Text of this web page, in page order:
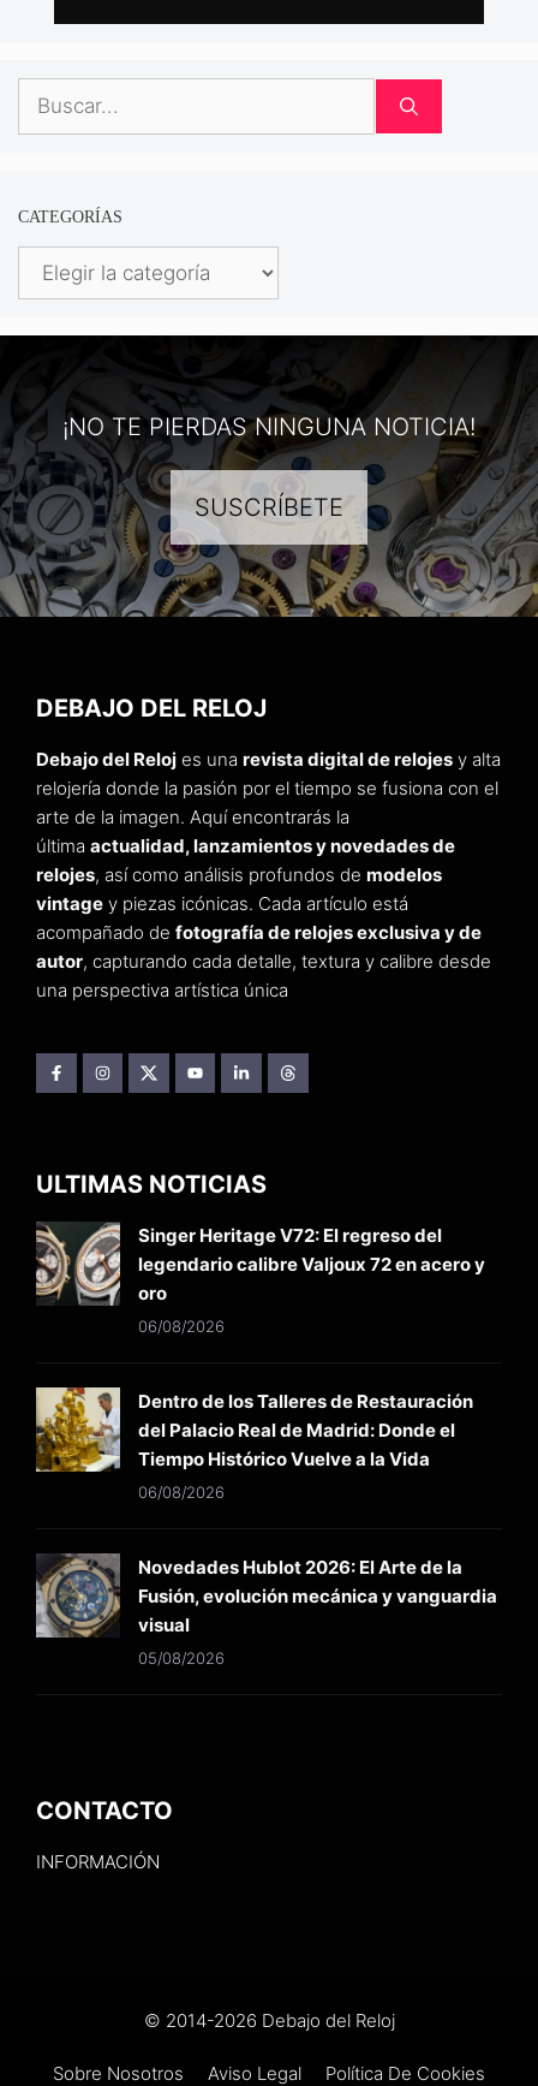
Buscar:
CATEGORÍAS
Categorías
¡NO TE PIERDAS NINGUNA NOTICIA!
SUSCRÍBETE
DEBAJO DEL RELOJ
Debajo del Reloj es una revista digital de relojes y alta
relojería donde la pasión por el tiempo se fusiona con el
arte de la imagen. Aquí encontrarás la
última actualidad, lanzamientos y novedades de
relojes, así como análisis profundos de modelos
vintage y piezas icónicas. Cada artículo está
acompañado de fotografía de relojes exclusiva y de
autor, capturando cada detalle, textura y calibre desde
una perspectiva artística única
ULTIMAS NOTICIAS
Singer Heritage V72: El regreso del
legendario calibre Valjoux 72 en acero y
oro
06/08/2026
Dentro de los Talleres de Restauración
del Palacio Real de Madrid: Donde el
Tiempo Histórico Vuelve a la Vida
06/08/2026
Novedades Hublot 2026: El Arte de la
Fusión, evolución mecánica y vanguardia
visual
05/08/2026
CONTACTO
INFORMACIÓN
© 2014-2026 Debajo del Reloj
Sobre Nosotros Aviso Legal Política De Cookies